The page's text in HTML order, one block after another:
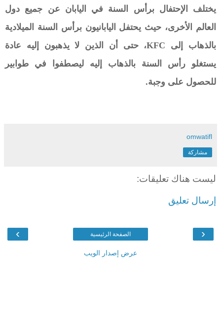
يختلف الإحتفال برأس السنة في اليابان عن جميع دول
العالم الأخرى، حيث يحتفل اليابانيون برأس السنة الميلادية
بالذهاب إلى KFC، حتى أن الذين لا يذهبون إليه عادة
يستغلو رأس السنة بالذهاب إليه ليصطفوا في طوابير
للحصول على وجبة.
omwatifl
مشاركة
ليست هناك تعليقات:
إرسال تعليق
‹
› الصفحة الرئيسية
عرض إصدار الويب